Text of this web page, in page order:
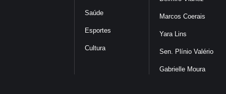
Marcos Coerais
Yara Lins
Sen. Plínio Valério
Gabrielle Moura
Saúde
Esportes
Cultura